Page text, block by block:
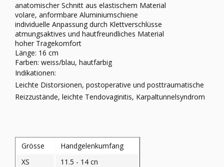
anatomischer Schnitt aus elastischem Material
volare, anformbare Aluminiumschiene
individuelle Anpassung durch Klettverschlüsse
atmungsaktives und hautfreundliches Material
hoher Tragekomfort
Länge: 16 cm
Farben: weiss/blau, hautfarbig
Indikationen:
Leichte Distorsionen, postoperative und posttraumatische
Reizzustände, leichte Tendovaginitis, Karpaltunnelsyndrom
Grösse
Handgelenkumfang
XS
11.5 - 14 cn